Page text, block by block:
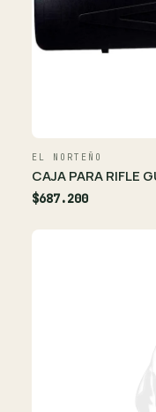
EL NORTEÑO
CAJA PARA RIFLE
$687.200